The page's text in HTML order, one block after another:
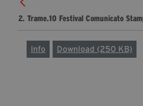
Fondazione Trame
La fondazione 2025
Civico Trame
2. Trame.10 Festival Comunicato
Info Download (250 KB)